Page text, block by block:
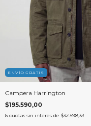
ENVÍO GRATIS
Campera Harrington
$195.590,00
6 cuotas sin interés de $32.598,33